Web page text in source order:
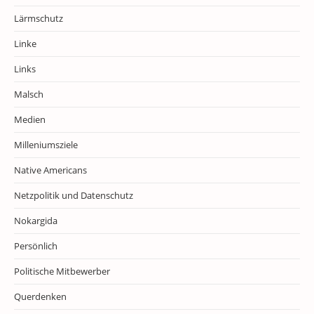
Lärmschutz
Linke
Links
Malsch
Medien
Milleniumsziele
Native Americans
Netzpolitik und Datenschutz
Nokargida
Persönlich
Politische Mitbewerber
Querdenken